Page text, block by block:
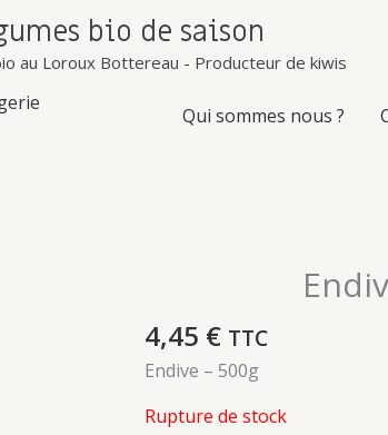
bio de saison
au Loroux Bottereau - Producteur de kiwis
Qui sommes nous ?
4,45 € TTC
Endive – 500g
Rupture de stock
sera fermée les 6,7,13 et 14 août prochain.